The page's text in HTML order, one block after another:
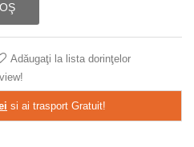
Adăugaţi la lista dorinţelor
si ai trasport Gratuit!